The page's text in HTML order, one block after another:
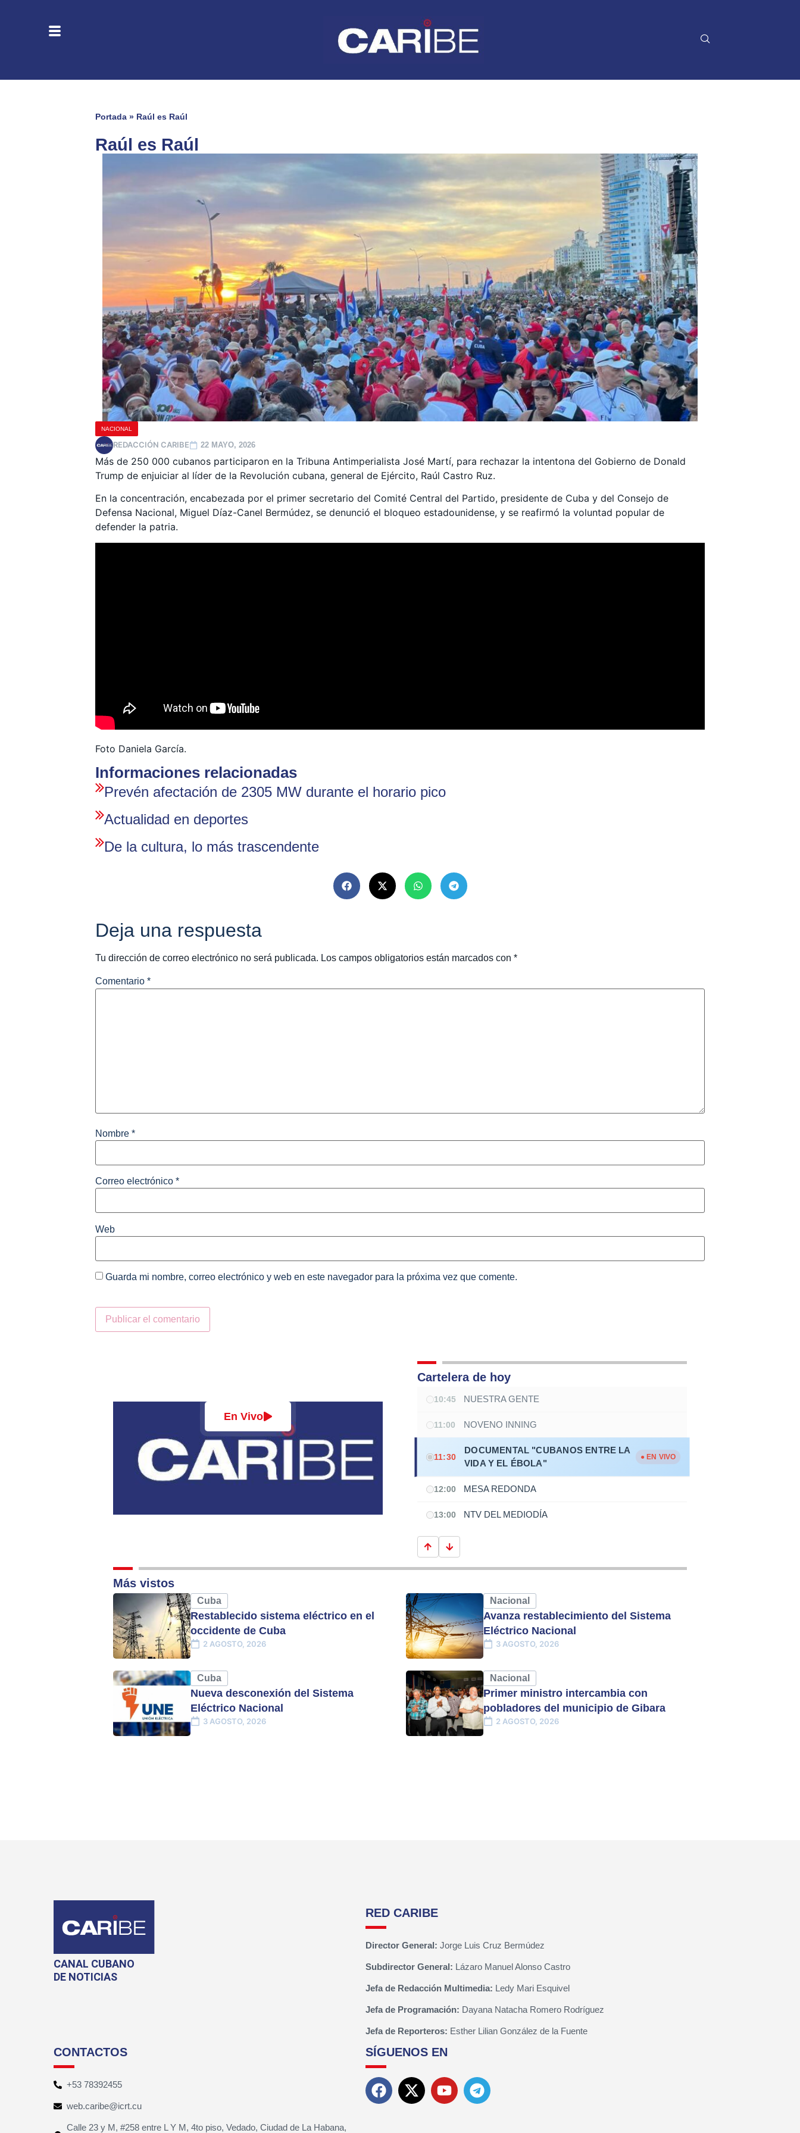
Portada » Raúl es Raúl
Raúl es Raúl
NACIONAL
REDACCIÓN CARIBE 22 MAYO, 2026
Más de 250 000 cubanos participaron en la Tribuna Antimperialista José Martí, para rechazar la intentona del Gobierno de Donald
Trump de enjuiciar al líder de la Revolución cubana, general de Ejército, Raúl Castro Ruz.
En la concentración, encabezada por el primer secretario del Comité Central del Partido, presidente de Cuba y del Consejo de
Defensa Nacional, Miguel Díaz-Canel Bermúdez, se denunció el bloqueo estadounidense, y se reafirmó la voluntad popular de
defender la patria.
Foto Daniela García.
Informaciones relacionadas
Prevén afectación de 2305 MW durante el horario pico
Actualidad en deportes
De la cultura, lo más trascendente
Deja una respuesta
Tu dirección de correo electrónico no será publicada. Los campos obligatorios están marcados con *
Comentario *
Nombre *
Correo electrónico *
Web
Guarda mi nombre, correo electrónico y web en este navegador para la próxima vez que comente.
En Vivo
Cartelera de hoy
10:45 NUESTRA GENTE
11:00 NOVENO INNING
11:30
DOCUMENTAL "CUBANOS ENTRE LA
VIDA Y EL ÉBOLA"
● EN VIVO
12:00 MESA REDONDA
13:00 NTV DEL MEDIODÍA
Más vistos
Cuba
Restablecido sistema eléctrico en el
occidente de Cuba
2 AGOSTO, 2026
Nacional
Avanza restablecimiento del Sistema
Eléctrico Nacional
3 AGOSTO, 2026
Cuba
Nueva desconexión del Sistema
Eléctrico Nacional
3 AGOSTO, 2026
Nacional
Primer ministro intercambia con
pobladores del municipio de Gibara
2 AGOSTO, 2026
CANAL CUBANO
DE NOTICIAS
RED CARIBE
Director General: Jorge Luis Cruz Bermúdez
Subdirector General: Lázaro Manuel Alonso Castro
Jefa de Redacción Multimedia: Ledy Mari Esquivel
Jefa de Programación: Dayana Natacha Romero Rodríguez
Jefa de Reporteros: Esther Lilian González de la Fuente
CONTACTOS
+53 78392455
web.caribe@icrt.cu
Calle 23 y M, #258 entre L Y M, 4to piso, Vedado, Ciudad de La Habana,
SÍGUENOS EN